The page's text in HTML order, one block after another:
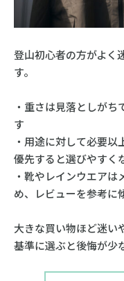
登山初心者の方がよく
す。
・重さは見落としが
す
・用途に対して必要以
優先すると選びやすく
・靴やレインウエア
め、レビューを参考に
大きな買い物ほど迷い
基準に選ぶと後悔が少